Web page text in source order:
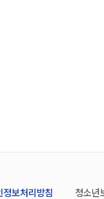
정보처리방침 청소년